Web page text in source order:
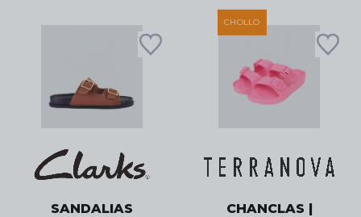
SANDALIAS
CHOLLO
CHANCLAS |